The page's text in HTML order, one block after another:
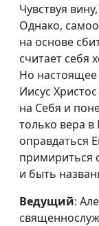
Паранойя
Прошлое
настоящего
Бог говорит
Бог говорит
сны
Чувствуя
Однако,
на основе
считает
Но настоящее
Иисус
на Себя и
только вера в
оправдаться
примириться
и быть
Ведущий: